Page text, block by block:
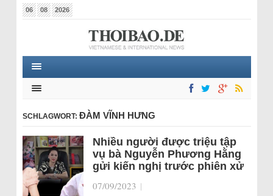
06 08 2026
SCHLAGWORT: ĐÀM VĨNH HƯNG
Nhiều người được triệu tập
vụ bà Nguyễn Phương Hằng
gửi kiến nghị trước phiên xử
07/09/2023 |